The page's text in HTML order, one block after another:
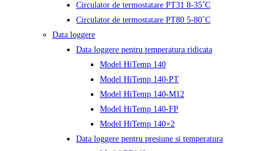
Circulator de termostatare PT31 8-35˚C
Circulator de termostatare PT80 5-80˚C
Data loggere
Data loggere pentru temperatura ridicata
Model HiTemp 140
Model HiTemp 140-PT
Model HiTemp 140-M12
Model HiTemp 140-FP
Model HiTemp 140×2
Data loggere pentru presiune si temperatura